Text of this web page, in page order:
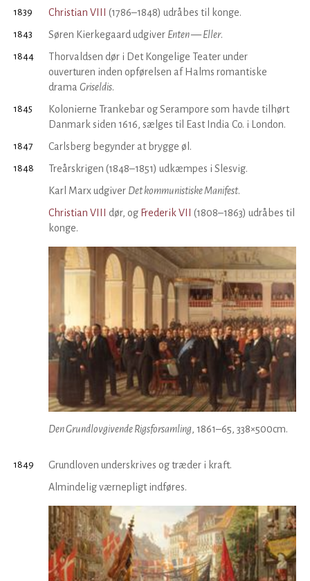
1839 Christian VIII (1786–1848) udråbes til konge.
1843 Søren Kierkegaard udgiver Enten — Eller.
1844
Thorvaldsen dør i Det Kongelige Teater under
ouverturen inden opførelsen af Halms romantiske
drama Griseldis.
1845
Kolonierne Trankebar og Serampore som havde tilhørt
Danmark siden 1616, sælges til East India Co. i London.
1847 Carlsberg begynder at brygge øl.
1848
Treårskrigen (1848–1851) udkæmpes i Slesvig.
Karl Marx udgiver Det kom­munis­tiske Manifest.
Christian VIII
dør, og Frederik VII
(1808–1863) udråbes til
konge.
Den Grundlovgivende Rigsforsamling, 1861–65, 338×500cm.
1849
Grundloven underskrives og træder i kraft.
Almindelig værnepligt indføres.